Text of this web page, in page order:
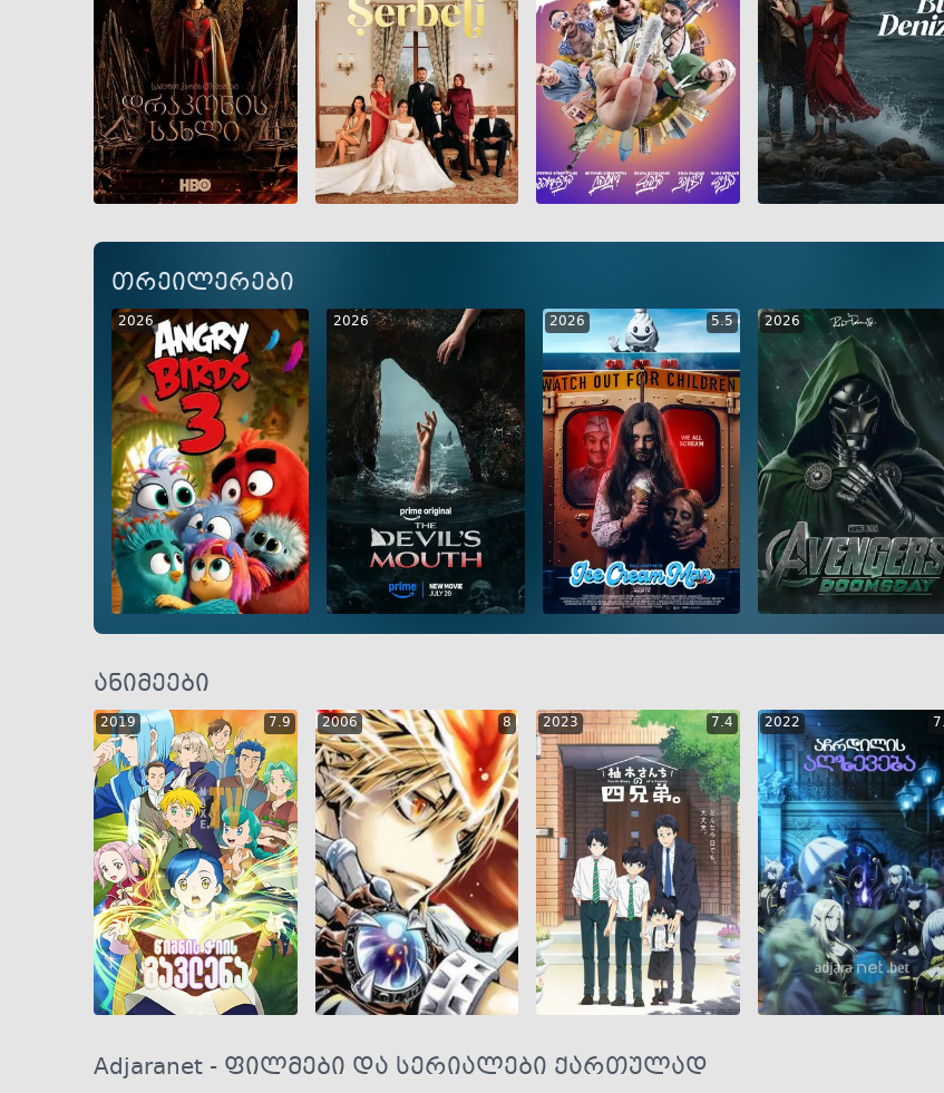
GEO ENG RUS GEO ENG RUS GEO ENG RUS GEO ENG RUS
თრეილერები
2026
GEO ENG RUS
2026
GEO ENG RUS
2026 5.5
GEO ENG RUS
2026
GEO ENG RUS
ანიმეები
2019 7.9
GEO ENG RUS
2006 8
GEO ENG RUS
2023 7.4
GEO ENG RUS
2022
GEO ENG RUS
Adjaranet - ფილმები და სერიალები ქართულად